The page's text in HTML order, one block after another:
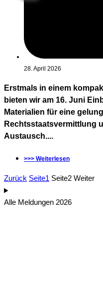
28. April 2026
Erstmals in einem
bieten wir am 16. Juni
Materialien für eine
Rechtsstaatsvermittlung
Austausch....
>>> Weiterlesen
Zurück Seite1 Seite2 Weiter
Alle Meldungen 2026